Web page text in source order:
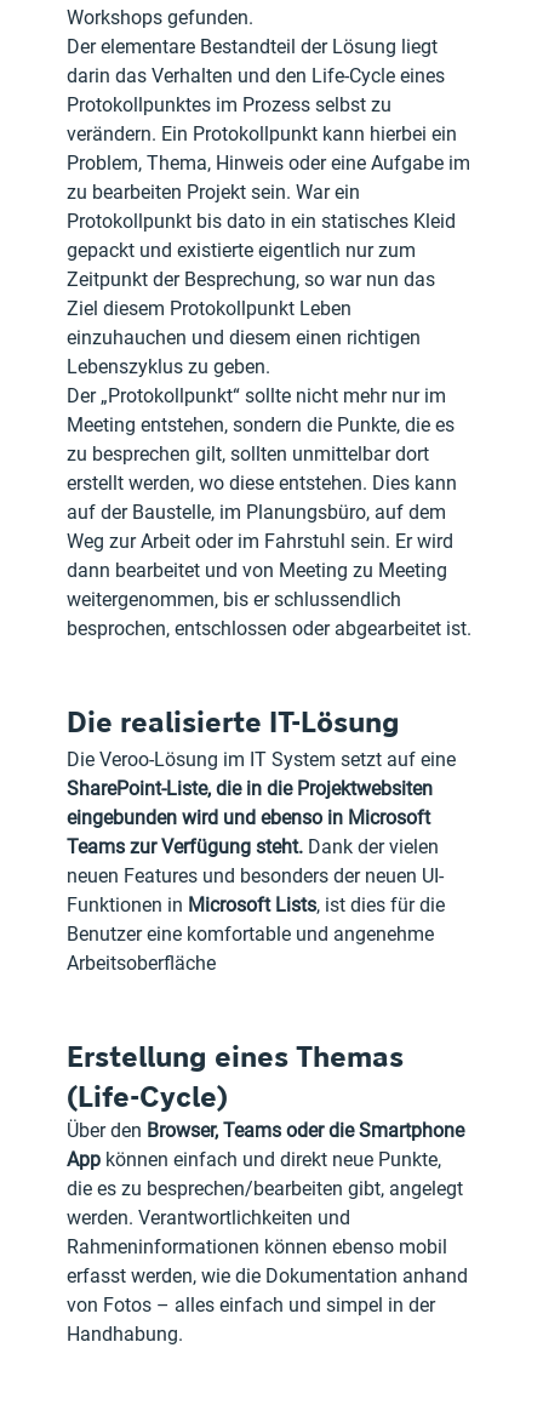
Workshops gefunden.
Der elementare Bestandteil der Lösung liegt
darin das Verhalten und den Life-Cycle eines
Protokollpunktes im Prozess selbst zu
verändern. Ein Protokollpunkt kann hierbei ein
Problem, Thema, Hinweis oder eine Aufgabe im
zu bearbeiten Projekt sein. War ein
Protokollpunkt bis dato in ein statisches Kleid
gepackt und existierte eigentlich nur zum
Zeitpunkt der Besprechung, so war nun das
Ziel diesem Protokollpunkt Leben
einzuhauchen und diesem einen richtigen
Lebenszyklus zu geben.
Der „Protokollpunkt“ sollte nicht mehr nur im
Meeting entstehen, sondern die Punkte, die es
zu besprechen gilt, sollten unmittelbar dort
erstellt werden, wo diese entstehen. Dies kann
auf der Baustelle, im Planungsbüro, auf dem
Weg zur Arbeit oder im Fahrstuhl sein. Er wird
dann bearbeitet und von Meeting zu Meeting
weitergenommen, bis er schlussendlich
besprochen, entschlossen oder abgearbeitet ist.
Die realisierte IT-Lösung
Die Veroo-Lösung im IT System setzt auf eine
SharePoint-Liste, die in die Projektwebsiten
eingebunden wird und ebenso in Microsoft
Teams zur Verfügung steht. Dank der vielen
neuen Features und besonders der neuen UI-
Funktionen in Microsoft Lists, ist dies für die
Benutzer eine komfortable und angenehme
Arbeitsoberfläche
Erstellung eines Themas
(Life-Cycle)
Über den Browser, Teams oder die Smartphone
App können einfach und direkt neue Punkte,
die es zu besprechen/bearbeiten gibt, angelegt
werden. Verantwortlichkeiten und
Rahmeninformationen können ebenso mobil
erfasst werden, wie die Dokumentation anhand
von Fotos – alles einfach und simpel in der
Handhabung.